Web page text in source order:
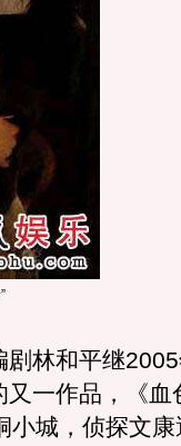
林和平继2005
一作品，《血
小城，侦探文